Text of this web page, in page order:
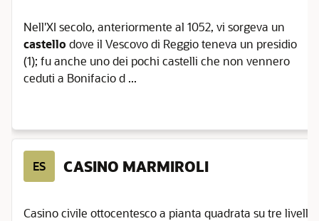
Nell'XI secolo, anteriormente al 1052, vi sorgeva un
castello dove il Vescovo di Reggio teneva un presidio
(1); fu anche uno dei pochi castelli che non vennero
ceduti a Bonifacio d ...
ES CASINO MARMIROLI
Casino civile ottocentesco a pianta quadrata su tre livelli